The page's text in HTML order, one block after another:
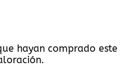
hayan comprado este